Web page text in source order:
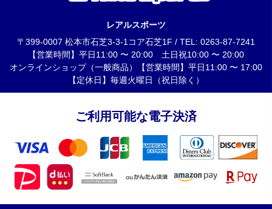
レアルスポーツ
〒399-0007 松本市石芝3-3-1コア石芝1F / TEL: 0263-87-7241
【営業時間】平日11:00 〜 20:00 土日祝10:00 〜 20:00
オンラインショップ（一般商品）【営業時間】平日11:00 〜 17:00
【定休日】毎週火曜日（祝日除く）
ご利用可能な電子決済